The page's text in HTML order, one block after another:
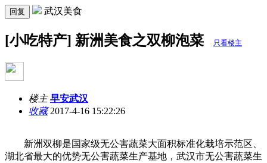
回复 武汉美食
[小吃特产] 新洲美食之双柳泡菜 只看楼主
楼主 早安武汉
收藏2017-4-16 15:22:26
新洲双柳是国家级无公害蔬菜大面积标准化栽培示范区、
湖北省最大的优势无公害蔬菜生产基地，武汉市无公害蔬菜生